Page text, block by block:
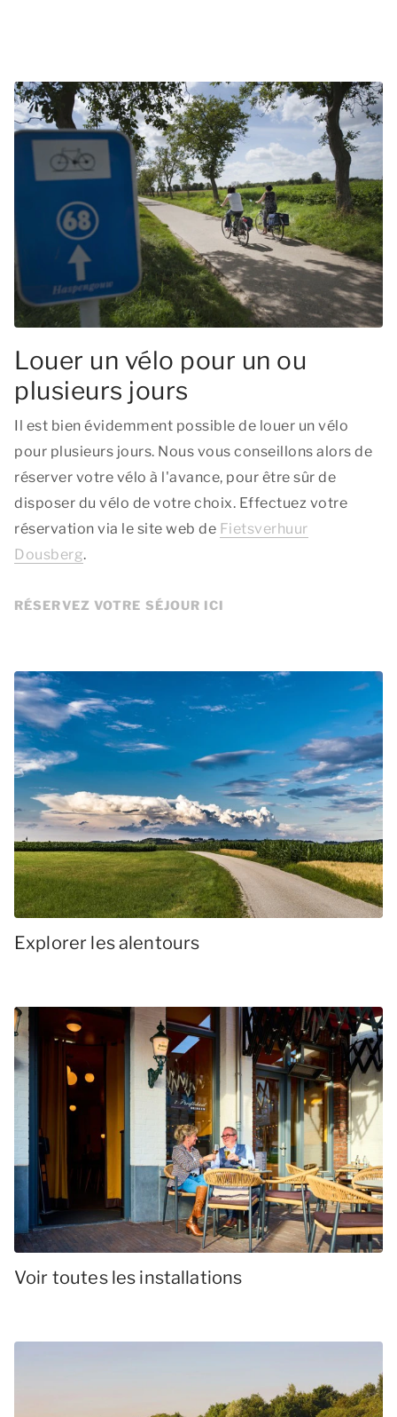
Louer un vélo pour un ou
plusieurs jours
Il est bien évidemment possible de louer un vélo
pour plusieurs jours. Nous vous conseillons alors de
réserver votre vélo à l'avance, pour être sûr de
disposer du vélo de votre choix. Effectuez votre
réservation via le site web de Fietsverhuur
Dousberg.
RÉSERVEZ VOTRE SÉJOUR ICI
Explorer les alentours
Voir toutes les installations